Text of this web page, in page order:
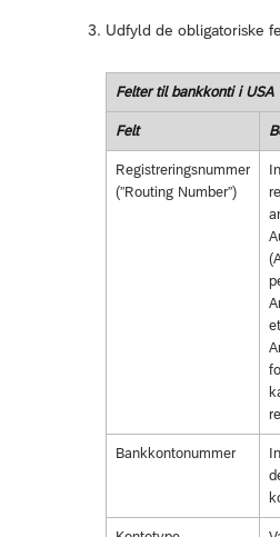
Udfyld de obligatoriske
Felter til bankkonti i USA
Felt
Registreringsnummer
(”Routing Number”)
Bankkontonummer